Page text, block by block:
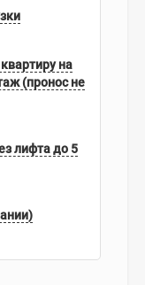
на
(пронос не
лифта до 5